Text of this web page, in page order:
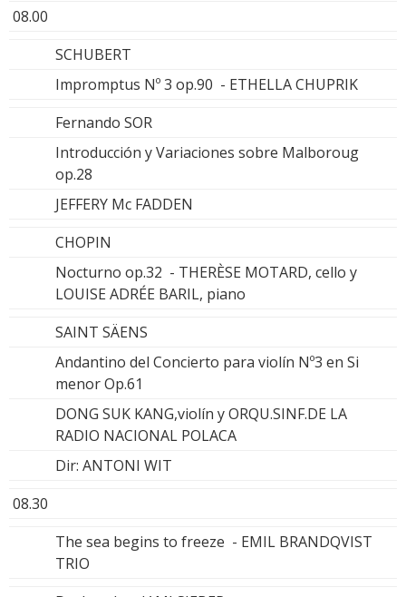
08.00
SCHUBERT
Impromptus Nº 3 op.90 - ETHELLA CHUPRIK
Fernando SOR
Introducción y Variaciones sobre Malboroug
op.28
JEFFERY Mc FADDEN
CHOPIN
Nocturno op.32 - THERÈSE MOTARD, cello y
LOUISE ADRÉE BARIL, piano
SAINT SÄENS
Andantino del Concierto para violín Nº3 en Si
menor Op.61
DONG SUK KANG,violín y ORQU.SINF.DE LA
RADIO NACIONAL POLACA
Dir: ANTONI WIT
08.30
The sea begins to freeze - EMIL BRANDQVIST
TRIO